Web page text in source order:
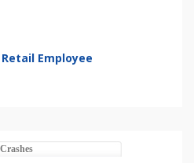
Retail Employee
Crashes